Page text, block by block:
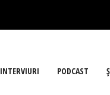
INTERVIURI PODCAST